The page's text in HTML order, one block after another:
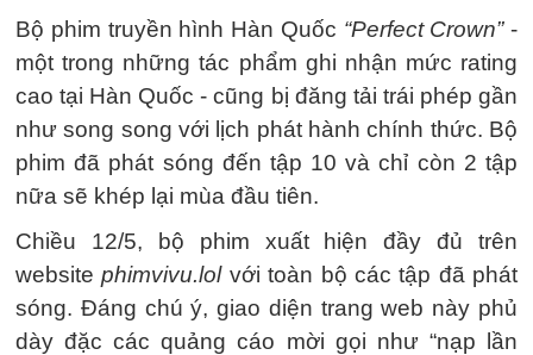
Bộ phim truyền hình Hàn Quốc “Perfect Crown”-
một trong những tác phẩm ghi nhận mức rating
cao tại Hàn Quốc - cũng bị đăng tải trái phép gần
như song song với lịch phát hành chính thức. Bộ
phim đã phát sóng đến tập 10 và chỉ còn 2 tập
nữa sẽ khép lại mùa đầu tiên.
Chiều 12/5, bộ phim xuất hiện đầy đủ trên
websitephimvivu.lolvới toàn bộ các tập đã phát
sóng. Đáng chú ý, giao diện trang web này phủ
dày đặc các quảng cáo mời gọi như “nạp lần